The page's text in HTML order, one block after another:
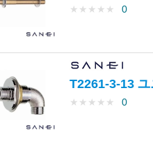
★ ★ ★ ★ ★ 0
T2261-3-13
★ ★ ★ ★ ★ 0